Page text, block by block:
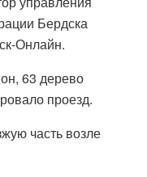
Бердска
Онлайн.
63 дерево
проезд.
часть возле